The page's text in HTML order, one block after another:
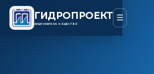
ГИДРОПРОЕКТ
АКЦИОНЕРНОЕ ОБЩЕСТВО
☰